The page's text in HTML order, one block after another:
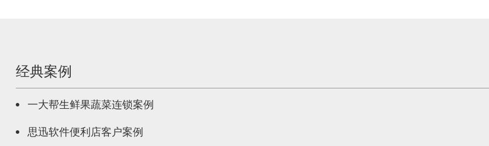
经典案例
一大帮生鲜果蔬菜连锁案例
思迅软件便利店客户案例